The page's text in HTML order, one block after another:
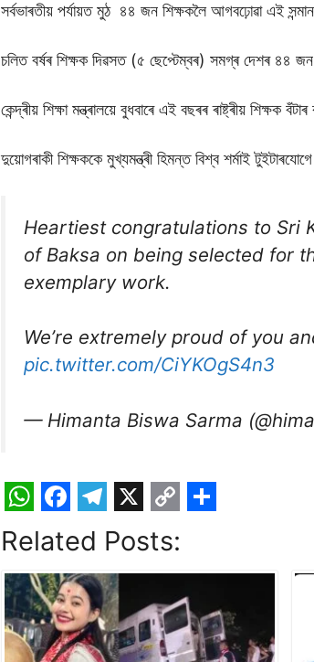
সৰ্বভাৰতীয় পৰ্যায়ত মুঠ ৪৪ জন শিক্ষকলৈ আগবঢ়োৱা এই
চলিত বৰ্ষৰ শিক্ষক দিৱসত (৫ ছেপ্টেম্বৰ) সমগ্ৰ দেশৰ ৪৪ জন
কেন্দ্ৰীয় শিক্ষা মন্ত্ৰালয়ে বুধবাৰে এই বছৰৰ ৰাষ্ট্ৰীয় শিক্ষক
দুয়োগৰাকী শিক্ষককে মুখ্যমন্ত্ৰী হিমন্ত বিশ্ব শৰ্মাই
Heartiest congratulations to Sri
of Baksa on being selected for
exemplary work.
We’re extremely proud of you
pic.twitter.com/CiYKOgS4n3
— Himanta Biswa Sarma
W
h
a
t
s
F
a
c
e
b
T
e
l
e
g
X
C
o
p
y
L
a
r
e
Related Posts: